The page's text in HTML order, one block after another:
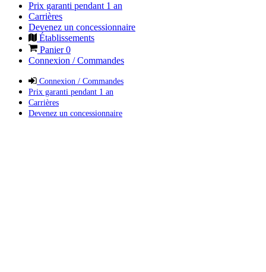
Prix garanti pendant 1 an
Carrières
Devenez un concessionnaire
Établissements
Panier0
Connexion / Commandes
Connexion / Commandes
Prix garanti pendant 1 an
Carrières
Devenez un concessionnaire